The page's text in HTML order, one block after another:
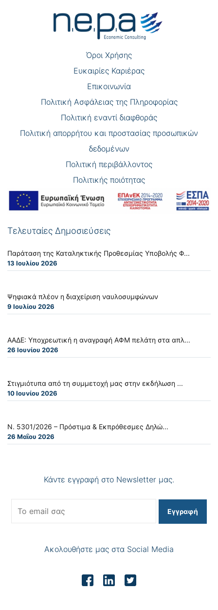
Όροι Χρήσης
Eυκαιρίες Καριέρας
Επικοινωνία
Πολιτική Ασφάλειας της Πληροφορίας
Πολιτική εναντί διαφθοράς
Πολιτική απορρήτου και προστασίας προσωπικών
δεδομένων
Πολιτική περιβάλλοντος
Πολιτικής ποιότητας
Τελευταίες Δημοσιεύσεις
Παράταση της Καταληκτικής Προθεσμίας Υποβολής Φ...
13 Ιουλίου 2026
Ψηφιακά πλέον η διαχείριση ναυλοσυμφώνων
9 Ιουλίου 2026
ΑΑΔΕ: Υποχρεωτική η αναγραφή ΑΦΜ πελάτη στα απλ...
26 Ιουνίου 2026
Στιγμιότυπα από τη συμμετοχή μας στην εκδήλωση ...
10 Ιουνίου 2026
Ν. 5301/2026 – Πρόστιμα & Εκπρόθεσμες Δηλώ...
26 Μαΐου 2026
Κάντε εγγραφή στο Newsletter μας.
Εγγραφή
Ακολουθήστε μας στα Social Media